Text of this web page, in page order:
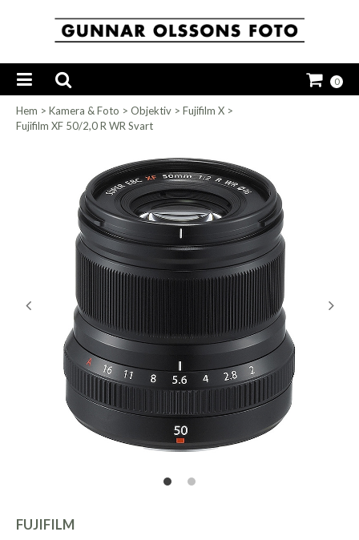
0
Hem > Kamera & Foto > Objektiv > Fujifilm X >
Fujifilm XF 50/2,0 R WR Svart
FUJIFILM